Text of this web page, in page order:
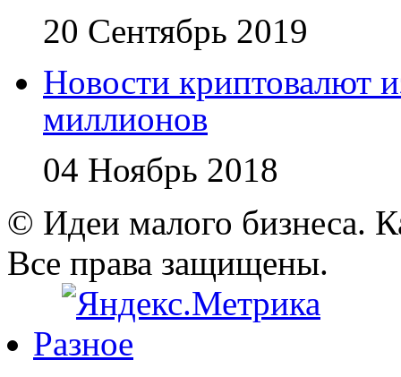
20 Сентябрь 2019
Новости криптовалют
миллионов
04 Ноябрь 2018
© Идеи малого бизнеса.
Все права защищены.
Разное